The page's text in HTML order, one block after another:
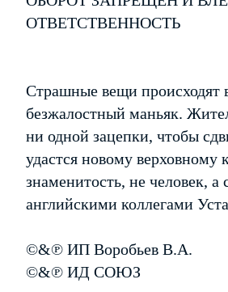
ОТВЕТСТВЕННОСТЬ
Страшные вещи происходят
безжалостный маньяк.
ни одной зацепки, чтобы
удастся новому верховному
знаменитость, не человек,
английскими коллегами
©&℗ ИП Воробьев В.А.
©&℗ ИД СОЮЗ